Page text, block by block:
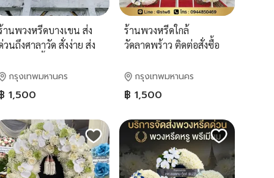
านพวงหรีดบางเขน ส่ง
วนถึงศาลาวัด สั่งง่าย ส่ง
@stw8
กรุงเทพมหานคร
1,500
ร้านพวงหรีดใกล้
วัดลาดพร้าว ติดต่อสั่งซื้อ
กรุงเทพมหานคร
฿ 1,500